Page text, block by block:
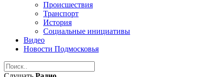
Происшествия
Транспорт
История
Социальные инициативы
Видео
Новости Подмосковья